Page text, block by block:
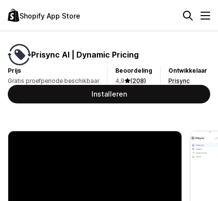
Shopify App Store
Prisync AI | Dynamic Pricing
Prijs
Gratis proefperiode beschikbaar
Beoordeling
4,9
(208)
Ontwikkelaar
Prisync
Installeren